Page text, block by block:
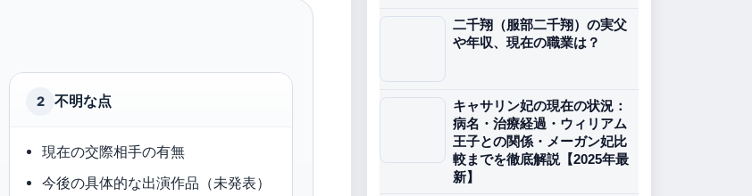
2 不明な点
現在の交際相手の有無
今後の具体的な出演作品（未発表）
二千翔（服部二千翔）の実父
や年収、現在の職業は？
キャサリン妃の現在の状況：
病名・治療経過・ウィリアム
王子との関係・メーガン妃比
較までを徹底解説【2025年最
新】